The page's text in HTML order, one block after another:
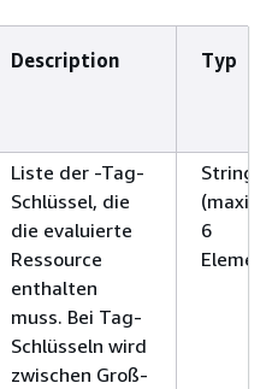
Description Typ
Liste der -Tag-
Schlüssel, die
die evaluierte
Ressource
enthalten
muss. Bei Tag-
Schlüsseln wird
zwischen Groß-
6